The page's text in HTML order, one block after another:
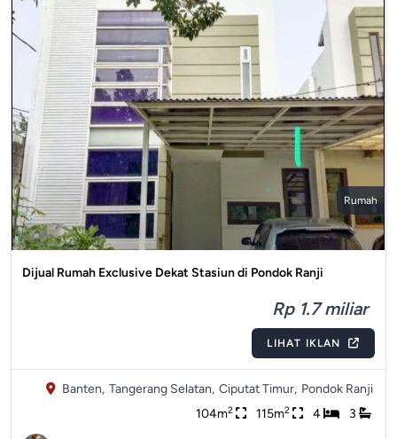
Rumah
Dijual Rumah Exclusive Dekat Stasiun di Pondok Ranji
Rp 1.7 miliar
LIHAT IKLAN
Banten, Tangerang Selatan, Ciputat Timur, Pondok Ranji
104m2 115m2 4 3